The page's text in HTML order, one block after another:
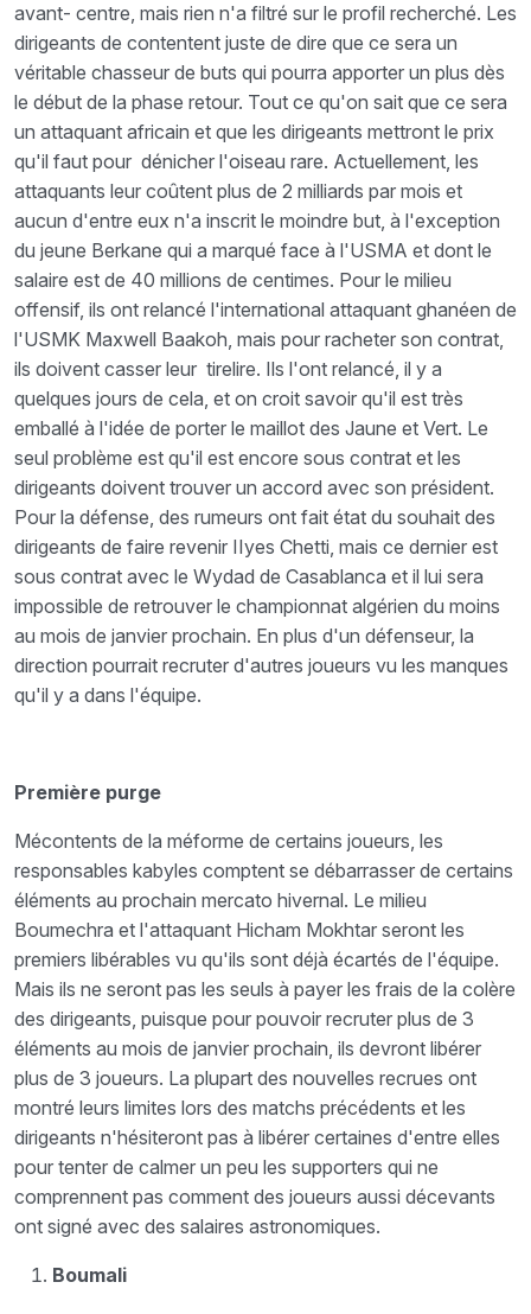
avant- centre, mais rien n'a filtré sur le profil recherché. Les
dirigeants de contentent juste de dire que ce sera un
véritable chasseur de buts qui pourra apporter un plus dès
le début de la phase retour. Tout ce qu'on sait que ce sera
un attaquant africain et que les dirigeants mettront le prix
qu'il faut pour dénicher l'oiseau rare. Actuellement, les
attaquants leur coûtent plus de 2 milliards par mois et
aucun d'entre eux n'a inscrit le moindre but, à l'exception
du jeune Berkane qui a marqué face à l'USMA et dont le
salaire est de 40 millions de centimes. Pour le milieu
offensif, ils ont relancé l'international attaquant ghanéen de
l'USMK Maxwell Baakoh, mais pour racheter son contrat,
ils doivent casser leur tirelire. Ils l'ont relancé, il y a
quelques jours de cela, et on croit savoir qu'il est très
emballé à l'idée de porter le maillot des Jaune et Vert. Le
seul problème est qu'il est encore sous contrat et les
dirigeants doivent trouver un accord avec son président.
Pour la défense, des rumeurs ont fait état du souhait des
dirigeants de faire revenir IIyes Chetti, mais ce dernier est
sous contrat avec le Wydad de Casablanca et il lui sera
impossible de retrouver le championnat algérien du moins
au mois de janvier prochain. En plus d'un défenseur, la
direction pourrait recruter d'autres joueurs vu les manques
qu'il y a dans l'équipe.
Première purge
Mécontents de la méforme de certains joueurs, les
responsables kabyles comptent se débarrasser de certains
éléments au prochain mercato hivernal. Le milieu
Boumechra et l'attaquant Hicham Mokhtar seront les
premiers libérables vu qu'ils sont déjà écartés de l'équipe.
Mais ils ne seront pas les seuls à payer les frais de la colère
des dirigeants, puisque pour pouvoir recruter plus de 3
éléments au mois de janvier prochain, ils devront libérer
plus de 3 joueurs. La plupart des nouvelles recrues ont
montré leurs limites lors des matchs précédents et les
dirigeants n'hésiteront pas à libérer certaines d'entre elles
pour tenter de calmer un peu les supporters qui ne
comprennent pas comment des joueurs aussi décevants
ont signé avec des salaires astronomiques.
Boumali